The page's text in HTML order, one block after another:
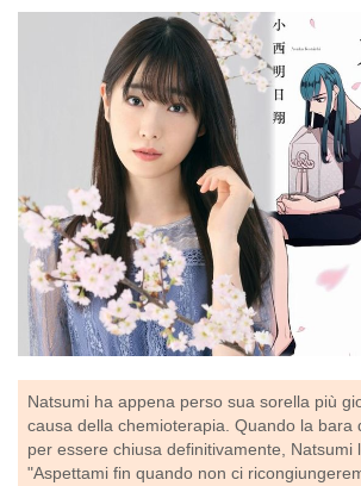
Natsumi ha appena perso sua sorella più
causa della chemioterapia. Quando la bara
per essere chiusa definitivamente, Natsumi
"Aspettami fin quando non ci